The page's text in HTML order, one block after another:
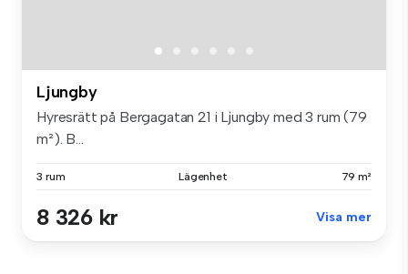
Ljungby
Hyresrätt på Bergagatan 21 i Ljungby med 3 rum (79
m²). B...
3 rum Lägenhet 79 m²
8 326 kr Visa mer